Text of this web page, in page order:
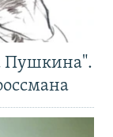
Пушкина".